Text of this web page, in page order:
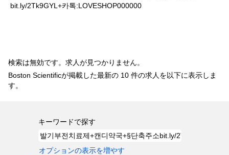
bit.ly/2Tk9GYL+카톡:LOVESHOP000000(現
検索は無効です。求人が見つかりません。
Boston Scientificが掲載した最新の 10 件の求人を以下に表示しま
す。
キーワードで探す
オプションの表示を増やす